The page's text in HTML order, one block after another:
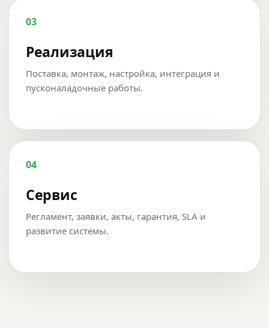
03
Реализация
Поставка, монтаж, настройка, интеграция и
пусконаладочные работы.
04
Сервис
Регламент, заявки, акты, гарантия, SLA и
развитие системы.